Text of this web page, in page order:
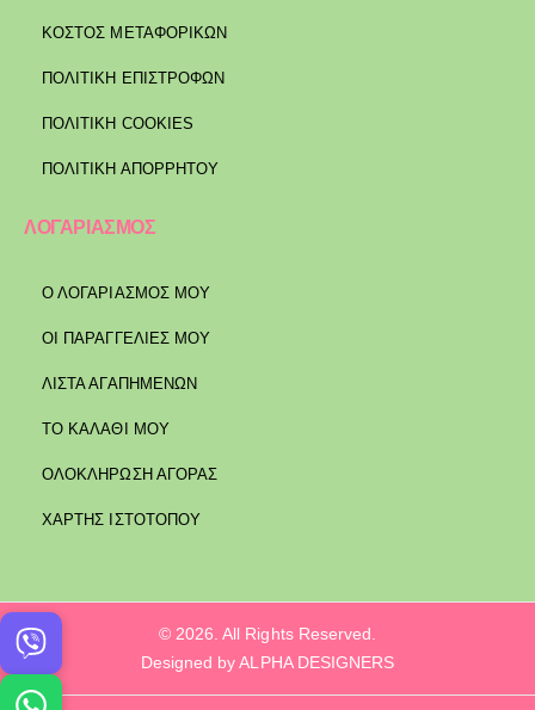
ΚΌΣΤΟΣ ΜΕΤΑΦΟΡΙΚΏΝ
ΠΟΛΙΤΙΚΉ ΕΠΙΣΤΡΟΦΏΝ
ΠΟΛΙΤΙΚΉ COOKIES
ΠΟΛΙΤΙΚΉ ΑΠΟΡΡΉΤΟΥ
ΛΟΓΑΡΙΑΣΜΟΣ
Ο ΛΟΓΑΡΙΑΣΜΟΣ ΜΟΥ
ΟΙ ΠΑΡΑΓΓΕΛΙΕΣ ΜΟΥ
ΛΙΣΤΑ ΑΓΑΠΗΜΕΝΩΝ
ΤΟ ΚΑΛΑΘΙ ΜΟΥ
ΟΛΟΚΛΗΡΩΣΗ ΑΓΟΡΑΣ
ΧΑΡΤΗΣ ΙΣΤΟΤΟΠΟΥ
© 2026. All Rights Reserved.
Designed by ALPHA DESIGNERS